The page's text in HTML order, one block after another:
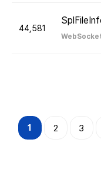
44,581
1 2 3